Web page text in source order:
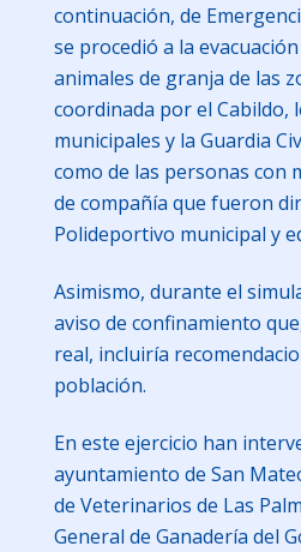
continuación, de
se procedió a la
animales de granja de las
coordinada por el Cabildo,
municipales y la Guardia
como de las personas con
de compañía que fueron
Polideportivo municipal y
Asimismo, durante el
aviso de confinamiento
real, incluiría
población.
En este ejercicio han
ayuntamiento de San
de Veterinarios de Las
General de Ganadería del